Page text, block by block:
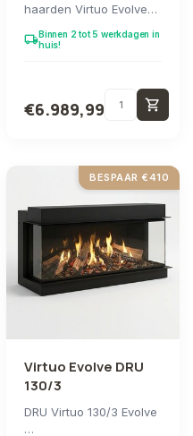
haarden Virtuo Evolve
Deze DRU haard...
local_shippingBinnen 2 tot 5 werkdagen in
huis!
€6.989,99 shopping_cart
BESPAAR €410
Virtuo Evolve DRU
130/3
DRU Virtuo 130/3 Evolve